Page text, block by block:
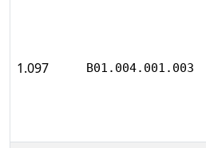
1.097 B01.004.001.003